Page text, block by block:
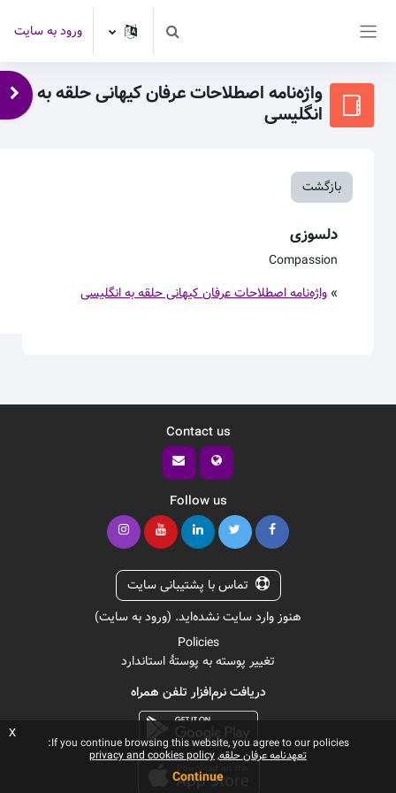
Toggle search inputورود به سایت
واژه‌نامه اصطلاحات عرفان کیهانی حلقه به
انگلیسی
بازگشت
دلسوزی
Compassion
» واژه‌نامه اصطلاحات عرفان کیهانی حلقه به انگلیسی
Contact us
Follow us
تماس با پشتیبانی سایت
هنوز وارد سایت نشده‌اید. (ورود به سایت)
Policies
تغییر پوسته به پوستهٔ استاندارد
دریافت نرم‌افزار تلفن همراه
If you continue browsing this website, you agree to our policies:
تعهدنامه عرفان حلقه privacy and cookies policy
Continue
x